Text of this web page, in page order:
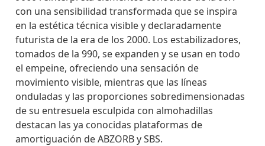
con una sensibilidad transformada que se inspira
en la estética técnica visible y declaradamente
futurista de la era de los 2000. Los estabilizadores,
tomados de la 990, se expanden y se usan en todo
el empeine, ofreciendo una sensación de
movimiento visible, mientras que las líneas
onduladas y las proporciones sobredimensionadas
de su entresuela esculpida con almohadillas
destacan las ya conocidas plataformas de
amortiguación de ABZORB y SBS.